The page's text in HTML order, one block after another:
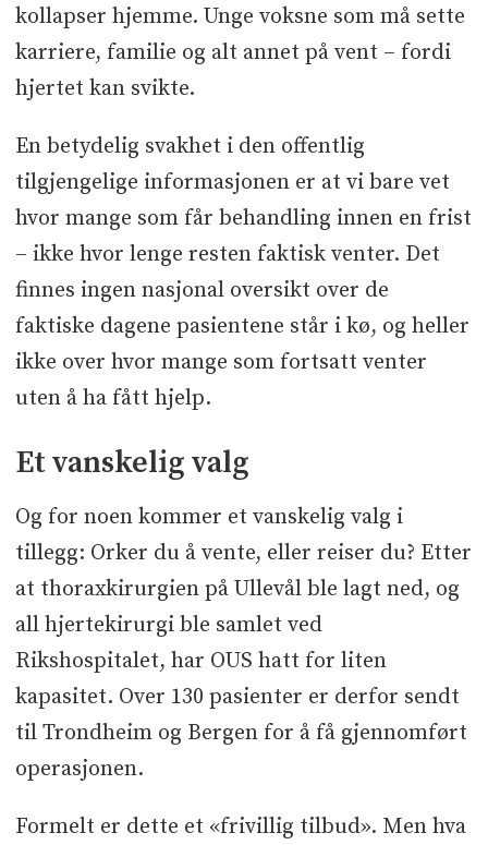
kollapser hjemme. Unge voksne som må sette
karriere, familie og alt annet på vent – fordi
hjertet kan svikte.
En betydelig svakhet i den offentlig
tilgjengelige informasjonen er at vi bare vet
hvor mange som får behandling innen en frist
– ikke hvor lenge resten faktisk venter. Det
finnes ingen nasjonal oversikt over de
faktiske dagene pasientene står i kø, og heller
ikke over hvor mange som fortsatt venter
uten å ha fått hjelp.
Et vanskelig valg
Og for noen kommer et vanskelig valg i
tillegg: Orker du å vente, eller reiser du? Etter
at thoraxkirurgien på Ullevål ble lagt ned, og
all hjertekirurgi ble samlet ved
Rikshospitalet, har OUS hatt for liten
kapasitet. Over 130 pasienter er derfor sendt
til Trondheim og Bergen for å få gjennomført
operasjonen.
Formelt er dette et «frivillig tilbud». Men hva